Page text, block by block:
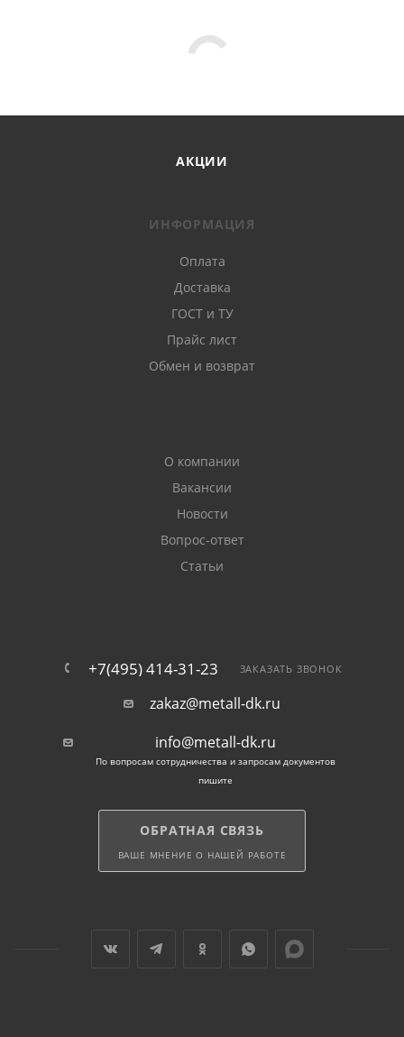
АКЦИИ
ИНФОРМАЦИЯ
Оплата
Доставка
ГОСТ и ТУ
Прайс лист
Обмен и возврат
О компании
Вакансии
Новости
Вопрос-ответ
Статьи
+7(495) 414-31-23 ЗАКАЗАТЬ ЗВОНОК
zakaz@metall-dk.ru
info@metall-dk.ru
По вопросам сотрудничества и запросам документов
пишите
ОБРАТНАЯ СВЯЗЬ
ВАШЕ МНЕНИЕ О НАШЕЙ РАБОТЕ